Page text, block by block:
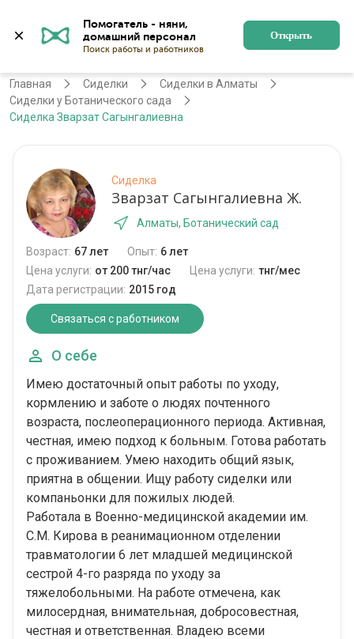
Помогатель - няни,
Поиск работы и работников
Открыть
Алматы Регистрация
Главная Сиделки
Сиделки в Алматы
Сиделки у Ботанического сада
Сиделка Зварзат Сагынгалиевна
Сиделка
Зварзат Сагынгалиевна Ж.
Алматы, Ботанический сад
Возраст: 67 лет Опыт: 6 лет
Цена услуги: от 200 тнг/час Цена услуги: тнг/мес
Дата регистрации: 2015 год
Связаться с работником
О себе
Имею достаточный опыт работы по уходу,
кормлению и заботе о людях почтенного
возраста, послеоперационного периода. Активная,
честная, имею подход к больным. Готова работать
с проживанием. Умею находить общий язык,
приятна в общении. Ищу работу сиделки или
компаньонки для пожилых людей.
Работала в Военно-медицинской академии им.
С.М. Кирова в реанимационном отделении
травматологии 6 лет младшей медицинской
сестрой 4-го разряда по уходу за
тяжелобольными. На работе отмечена, как
милосердная, внимательная, добросовестная,
честная и ответственная. Владею всеми